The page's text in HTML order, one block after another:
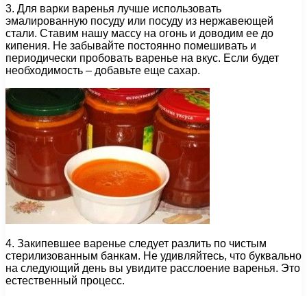
3. Для варки варенья лучше использовать
эмалированную посуду или посуду из нержавеющей
стали. Ставим нашу массу на огонь и доводим ее до
кипения. Не забывайте постоянно помешивать и
периодически пробовать варенье на вкус. Если будет
необходимость – добавьте еще сахар.
4. Закипевшее варенье следует разлить по чистым
стерилизованным банкам. Не удивляйтесь, что буквально
на следующий день вы увидите расслоение варенья. Это
естественный процесс.